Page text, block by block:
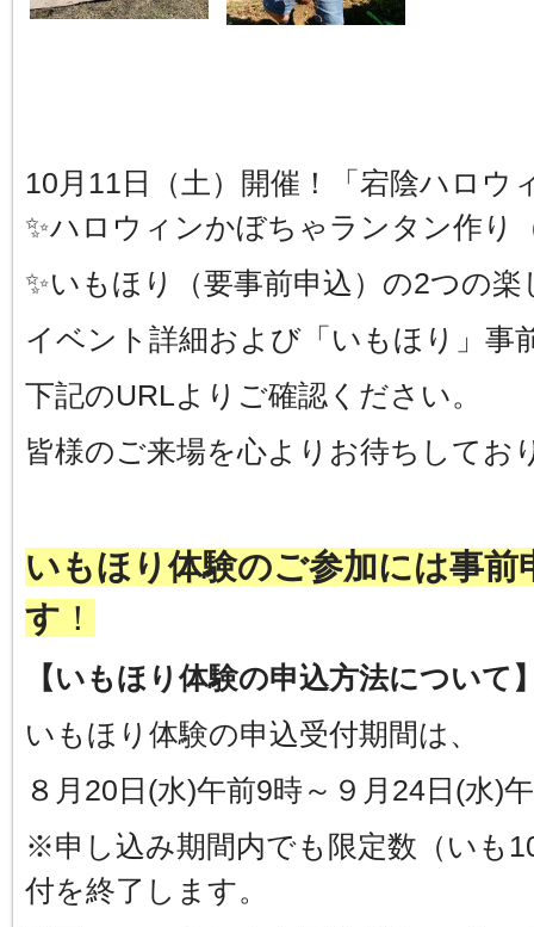
10月11日（土）開催！「宕陰ハロウ
✨ハロウィンかぼちゃランタン作り
✨いもほり（要事前申込）の2つの
イベント詳細および「いもほり」事
下記のURLよりご確認ください。
皆様のご来場を心よりお待ちしてお
いもほり体験のご参加には事前
す ！
【いもほり体験の申込方法について
いもほり体験の申込受付期間は、
８月20日(水)午前9時～９月24日(水)
※申し込み期間内でも限定数（いも
付を終了します。